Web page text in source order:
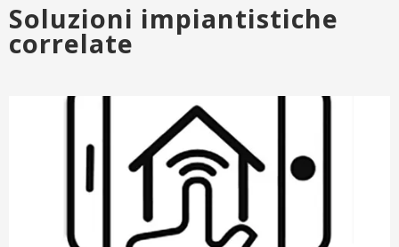
Soluzioni impiantistiche
correlate